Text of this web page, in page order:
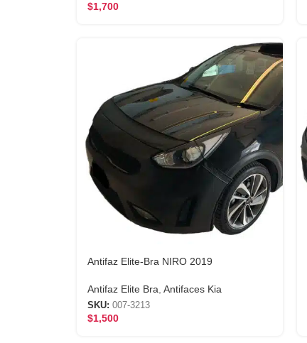
$1,700
Antifaz Elite-Bra NIRO 2019
Antifaz Elite Bra Antifaces Kia
SKU: 007-3213
$1,500